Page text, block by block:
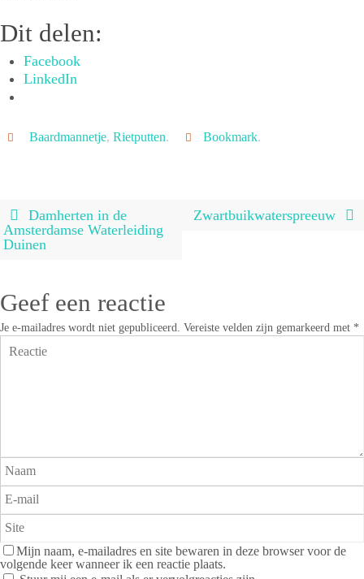
Dit delen:
Facebook
LinkedIn
Baardmannetje, Rietputten. Bookmark.
Damherten in de
Amsterdamse Waterleiding
Duinen
Zwartbuikwaterspreeuw
Geef een reactie
Je e-mailadres wordt niet gepubliceerd. Vereiste velden zijn gemarkeerd met *
Mijn naam, e-mailadres en site bewaren in deze browser voor de
volgende keer wanneer ik een reactie plaats.